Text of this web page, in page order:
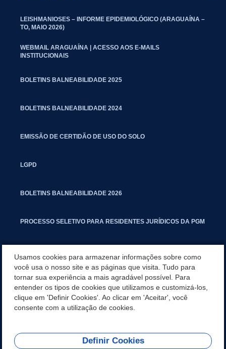
LEISHMANIOSES – INFORME EPIDEMIOLÓGICO (ARAGUAÍNA –
TO, MAIO 2026)
WEBMAIL ARAGUAÍNA | ACESSO AOS E-MAILS
INSTITUCIONAIS
BOLETINS BALNEABILIDADE 2025
BOLETINS BALNEABILIDADE 2024
EMISSÃO DE CERTIDÃO DE USO DO SOLO
LGPD
BOLETINS BALNEABILIDADE 2026
PROCESSO SELETIVO PARA RESIDENTES JURÍDICOS DA PGM
MANUAL DE PROCEDIMENTOS IMOBILIÁRIOS SEINFRA
TURMINHA DO LAGO
Usamos cookies para armazenar informações sobre como
você usa o nosso site e as páginas que visita. Tudo para
tornar sua experiência a mais agradável possível. Para
entender os tipos de cookies que utilizamos e customizá-los,
clique em 'Definir Cookies'. Ao clicar em 'Aceitar', você
consente com a utilização de cookies.
Definir Cookies